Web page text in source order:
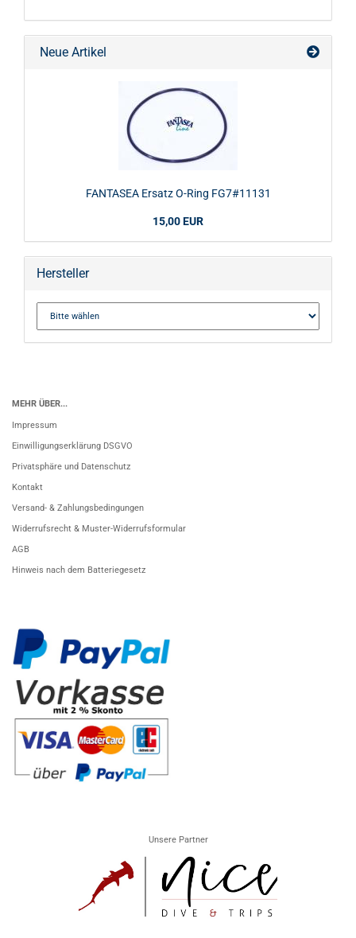
Neue Artikel
FANTASEA Ersatz O-Ring FG7#11131
15,00 EUR
Hersteller
MEHR ÜBER...
Impressum
Einwilligungserklärung DSGVO
Privatsphäre und Datenschutz
Kontakt
Versand- & Zahlungsbedingungen
Widerrufsrecht & Muster-Widerrufsformular
AGB
Hinweis nach dem Batteriegesetz
Unsere Partner